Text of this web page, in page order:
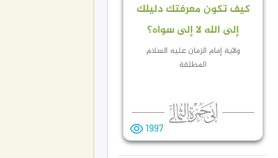
كيف تكون معرفتك دليلك
إلى الله لا إلى سواه؟
ولاية إمام الزمان عليه السلام
المطلقة
1997